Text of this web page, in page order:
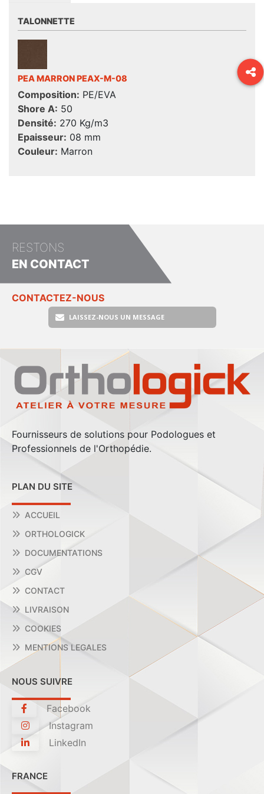
TALONNETTE
PEA MARRON PEAX-M-08
Composition: PE/EVA
Shore A: 50
Densité: 270 Kg/m3
Epaisseur: 08 mm
Couleur: Marron
RESTONS
EN CONTACT
CONTACTEZ-NOUS
LAISSEZ-NOUS UN MESSAGE
Fournisseurs de solutions pour Podologues et
Professionnels de l'Orthopédie.
PLAN DU SITE
ACCUEIL
ORTHOLOGICK
DOCUMENTATIONS
CGV
CONTACT
LIVRAISON
COOKIES
MENTIONS LEGALES
NOUS SUIVRE
Facebook
Instagram
LinkedIn
FRANCE